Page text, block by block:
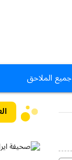
جميع الملاحق